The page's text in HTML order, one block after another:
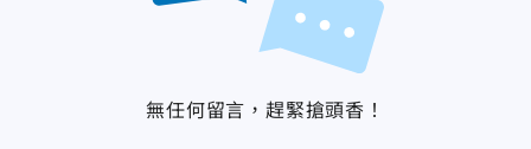
無任何留言，趕緊搶頭香！